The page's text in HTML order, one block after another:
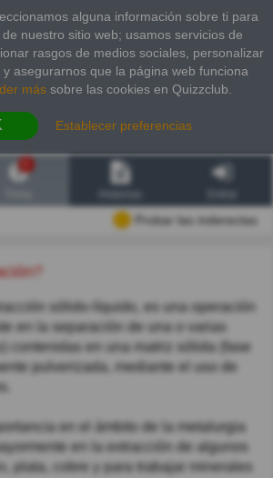
alguna información sobre ti para
nuestro sitio web; usamos servicios de
rasgos de medios sociales, personalizar
asegurarnos que la página web funciona
más sobre las cookies en Quizzclub.
Establecer preferencias
Probar las inderectas
sólido-líquido, es una operación
en la separación de una o varias
contenidas en una matriz sólida (fase
pulverizada, mediante el uso de
en el ámbito de la metalurgia
en la extracción de algunos
plata, cobre y para trabajar minerales